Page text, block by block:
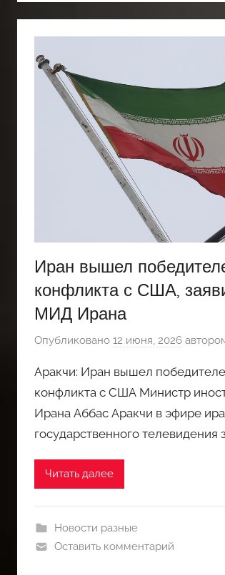
Иран вышел
конфликта с США,
МИД Ирана
Опубликовано 12 июня, 2026
Аракчи: Иран вышел
конфликта с США Министр
Ирана Аббас Аракчи в эфире
государственного телевидения
Читать далее
Новости разные
Оставить комментарий